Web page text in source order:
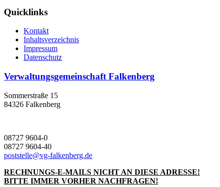
Quicklinks
Kontakt
Inhaltsverzeichnis
Impressum
Datenschutz
Verwaltungsgemeinschaft Falkenberg
Sommerstraße 15
84326 Falkenberg
08727 9604-0
08727 9604-40
poststelle@vg-falkenberg.de
RECHNUNGS-E-MAILS NICHT AN DIESE ADRESSE!
BITTE IMMER VORHER NACHFRAGEN!